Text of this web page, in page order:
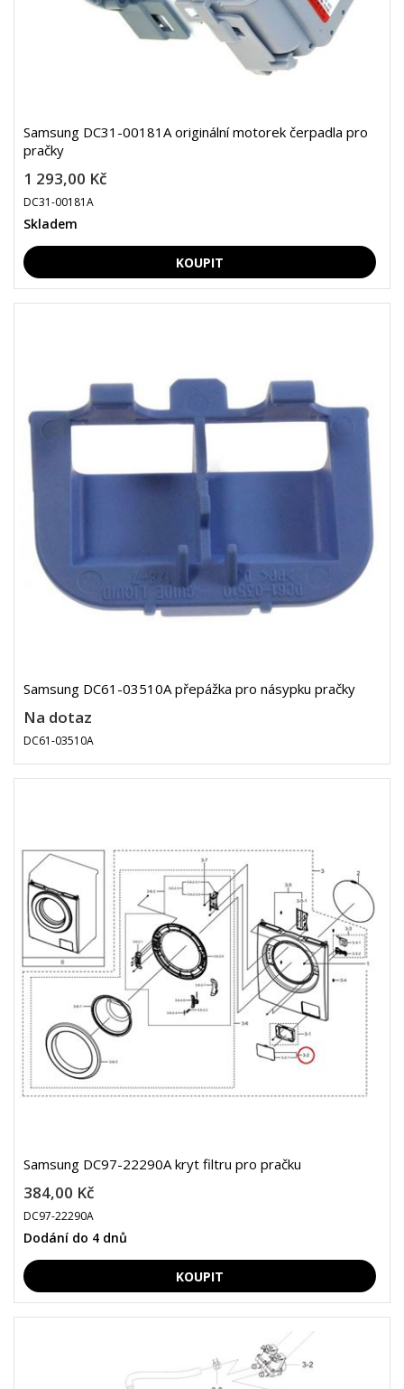
Samsung DC31-00181A originální motorek čerpadla pro
pračky
1 293,00 Kč
DC31-00181A
Skladem
Samsung DC61-03510A přepážka pro násypku pračky
Na dotaz
DC61-03510A
Samsung DC97-22290A kryt filtru pro pračku
384,00 Kč
DC97-22290A
Dodání do 4 dnů